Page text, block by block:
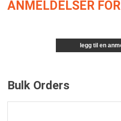
ANMELDELSER
legg til en
Bulk Orders